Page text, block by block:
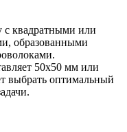
с квадратными или
образованными
50x50 мм или
выбрать оптимальный